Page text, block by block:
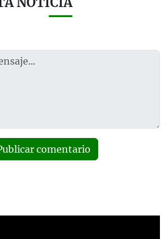
comentario